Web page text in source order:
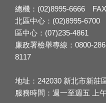
總機：(02)8995-6666
北區中心：(02)8995-
區中心：(07)235-4861
廉政署檢舉專線：0800-
8117
地址：242030 新北市新莊
服務時間：週一至週五 上